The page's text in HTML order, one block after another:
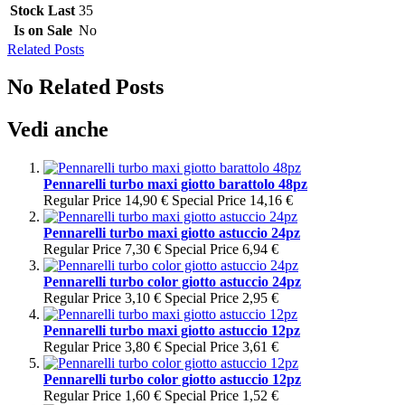
Stock Last 35
Is on Sale No
Related Posts
No Related Posts
Vedi anche
Pennarelli turbo maxi giotto barattolo 48pz
Regular Price 14,90 € Special Price 14,16 €
Pennarelli turbo maxi giotto astuccio 24pz
Regular Price 7,30 € Special Price 6,94 €
Pennarelli turbo color giotto astuccio 24pz
Regular Price 3,10 € Special Price 2,95 €
Pennarelli turbo maxi giotto astuccio 12pz
Regular Price 3,80 € Special Price 3,61 €
Pennarelli turbo color giotto astuccio 12pz
Regular Price 1,60 € Special Price 1,52 €